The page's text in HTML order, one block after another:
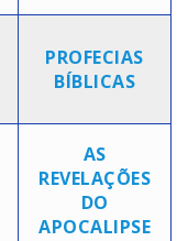
PROFECIAS
BÍBLICAS
AS
REVELAÇÕES
DO
APOCALIPSE